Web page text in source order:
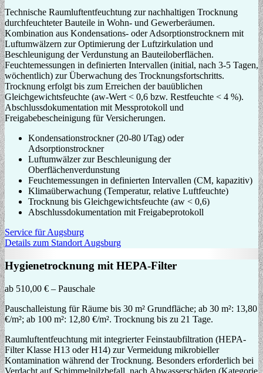
Technische Raumluftentfeuchtung zur nachhaltigen Trocknung
durchfeuchteter Bauteile in Wohn- und Gewerberäumen.
Kombination aus Kondensations- oder Adsorptionstrocknern mit
Luftumwälzern zur Optimierung der Luftzirkulation und
Beschleunigung der Verdunstung an Bauteiloberflächen.
Feuchtemessungen in definierten Intervallen (initial, nach 3-5 Tagen,
wöchentlich) zur Überwachung des Trocknungsfortschritts.
Trocknung erfolgt bis zum Erreichen der bauüblichen
Gleichgewichtsfeuchte (aw-Wert < 0,6 bzw. Restfeuchte < 4 %).
Abschlussdokumentation mit Messprotokoll und
Freigabebescheinigung für Versicherungen.
Kondensationstrockner (20-80 l/Tag) oder
Adsorptionstrockner
Luftumwälzer zur Beschleunigung der
Oberflächenverdunstung
Feuchtemessungen in definierten Intervallen (CM, kapazitiv)
Klimaüberwachung (Temperatur, relative Luftfeuchte)
Trocknung bis Gleichgewichtsfeuchte (aw < 0,6)
Abschlussdokumentation mit Freigabeprotokoll
Service für Augsburg
Details zum Standort Augsburg
Hygienetrocknung mit HEPA-Filter
ab 510,00 € – Pauschale
Pauschalleistung für Räume bis 30 m² Grundfläche; ab 30 m²: 13,80
€/m²; ab 100 m²: 12,80 €/m². Trocknung bis zu 21 Tage.
Raumluftentfeuchtung mit integrierter Feinstaubfiltration (HEPA-
Filter Klasse H13 oder H14) zur Vermeidung mikrobieller
Kontamination während der Trocknung. Besonders erforderlich bei
Verdacht auf Schimmelpilzbefall, nach Abwasserschäden (Kategorie